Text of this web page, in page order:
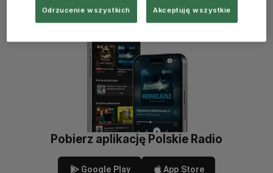
Pobierz aplikację Polskie Radio
Google Play App Store
Odrzucenie wszystkich Akceptuję wszystkie